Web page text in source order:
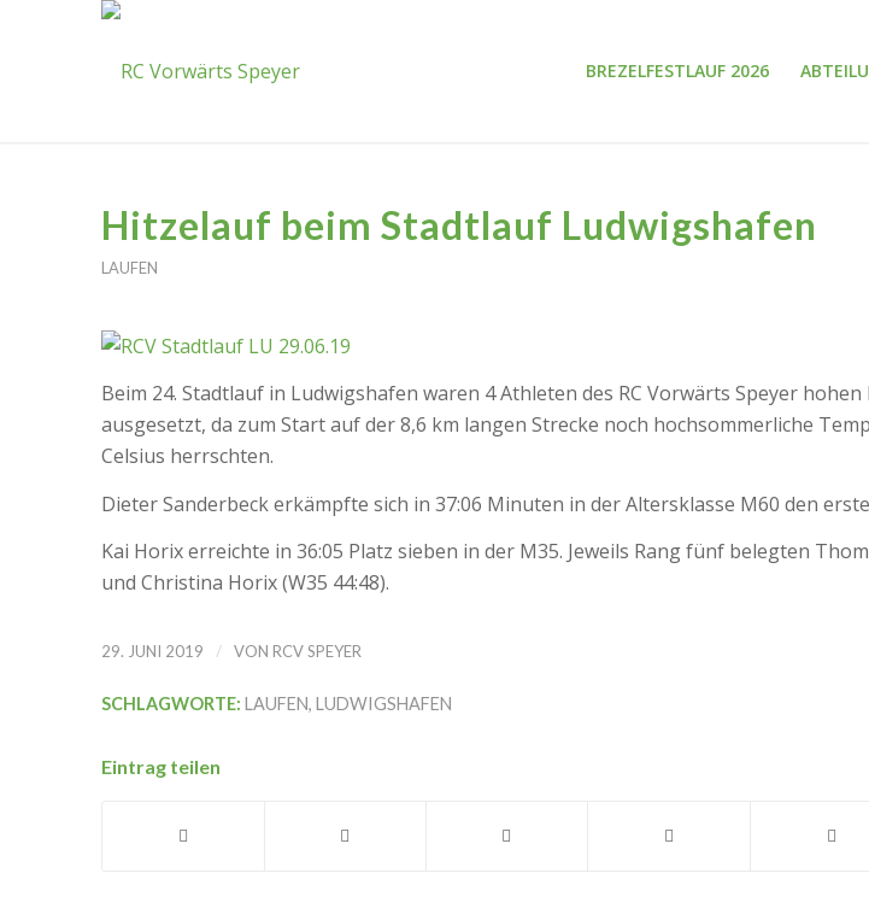
BREZELFESTLAUF 2026
Hitzelauf beim Stadtlauf Ludwigshafen
LAUFEN
Beim 24. Stadtlauf in Ludwigshafen waren 4 Athleten des RC Vorwärts Speyer
ausgesetzt, da zum Start auf der 8,6 km langen Strecke noch hochsommerliche
Celsius herrschten.
Dieter Sanderbeck erkämpfte sich in 37:06 Minuten in der Altersklasse M60 den
Kai Horix erreichte in 36:05 Platz sieben in der M35. Jeweils Rang fünf belegten
und Christina Horix (W35 44:48).
29. JUNI 2019 / VON RCV SPEYER
SCHLAGWORTE: LAUFEN, LUDWIGSHAFEN
Eintrag teilen